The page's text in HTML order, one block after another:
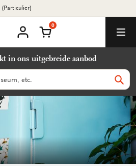
account
Winkelmand
0
in ons uitgebreide aanbod